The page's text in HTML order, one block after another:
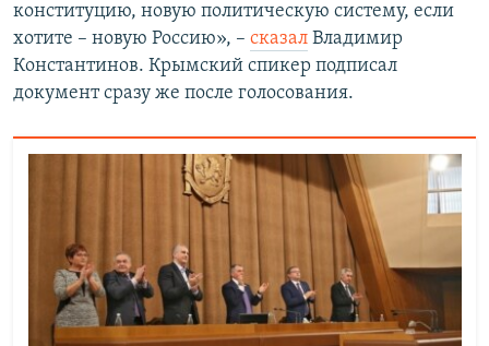
конституцию, новую политическую систему, если
хотите – новую Россию», – сказал Владимир
Константинов. Крымский спикер подписал
документ сразу же после голосования.